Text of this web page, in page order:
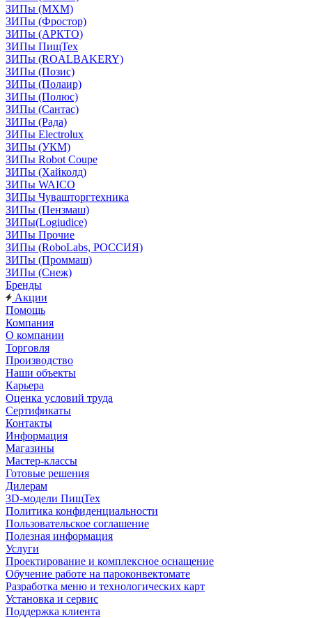
ЗИПы (МХМ)
ЗИПы (Фростор)
ЗИПы (АРКТО)
ЗИПы ПищТех
ЗИПы (ROALBAKERY)
ЗИПы (Позис)
ЗИПы (Полаир)
ЗИПы (Полюс)
ЗИПы (Сантас)
ЗИПы (Рада)
ЗИПы Electrolux
ЗИПы (УКМ)
ЗИПы Robot Coupe
ЗИПы (Хайколд)
ЗИПы WAICO
ЗИПы Чувашторгтехника
ЗИПы (Пензмаш)
ЗИПы(Logiudice)
ЗИПы Прочие
ЗИПы (RoboLabs, РОССИЯ)
ЗИПы (Проммаш)
ЗИПы (Снеж)
Бренды
Акции
Помощь
Компания
О компании
Торговля
Производство
Наши объекты
Карьера
Оценка условий труда
Сертификаты
Контакты
Информация
Магазины
Мастер-классы
Готовые решения
Дилерам
3D-модели ПищТех
Политика конфиденциальности
Пользовательское соглашение
Полезная информация
Услуги
Проектирование и комплексное оснащение
Обучение работе на пароконвектомате
Разработка меню и технологических карт
Установка и сервис
Поддержка клиента